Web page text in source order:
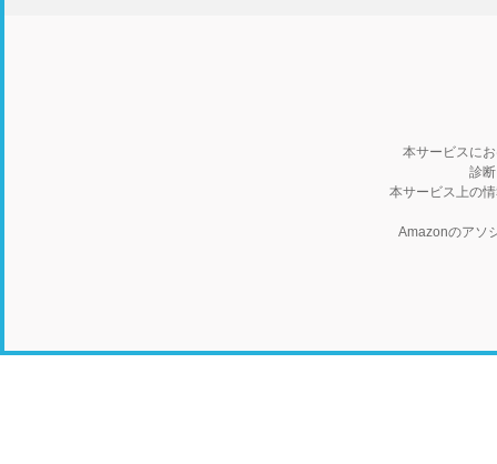
本サービスに
診
本サービス上の
Amazonのアソ